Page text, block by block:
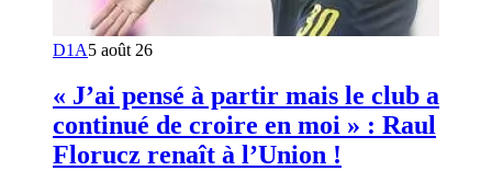
D1A5 août 26
« J’ai pensé à partir mais le club a
continué de croire en moi » : Raul
Florucz renaît à l’Union !